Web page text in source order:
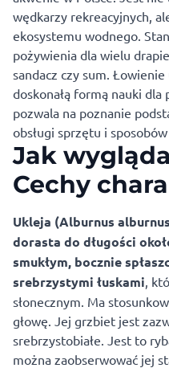
wędkarzy rekreacyjnych,
ekosystemu wodnego.
pożywienia dla wielu
sandacz czy sum.
doskonałą formą nauki dla
pozwala na poznanie
obsługi sprzętu i
Jak
Cechy
Ukleja (Alburnus
dorasta do długości
smukłym, bocznie
srebrzystymi łuskami,
słonecznym. Ma
głowę. Jej grzbiet jest
srebrzystobiałe. Jest to
można zaobserwować jej